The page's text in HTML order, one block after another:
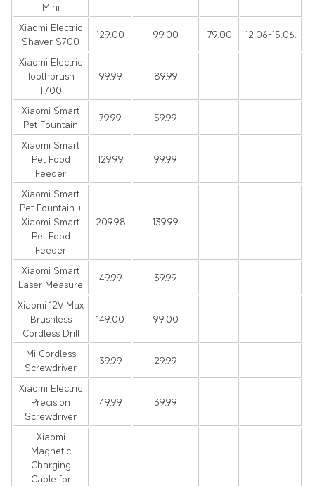
Mini
Xiaomi Electric
Shaver S700
129.00 99.00 79.00 12.06-15.06.
Xiaomi Electric
Toothbrush
T700
99.99 89.99
Xiaomi Smart
Pet Fountain
79.99 59.99
Xiaomi Smart
Pet Food
Feeder
129.99 99.99
Xiaomi Smart
Pet Fountain +
Xiaomi Smart
Pet Food
Feeder
209.98 139.99
Xiaomi Smart
Laser Measure
49.99 39.99
Xiaomi 12V Max
Brushless
Cordless Drill
149.00 99.00
Mi Cordless
Screwdriver
39.99 29.99
Xiaomi Electric
Precision
Screwdriver
49.99 39.99
Xiaomi
Magnetic
Charging
Cable for